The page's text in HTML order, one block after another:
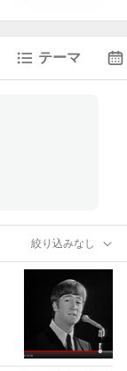
テーマ
絞り込みなし